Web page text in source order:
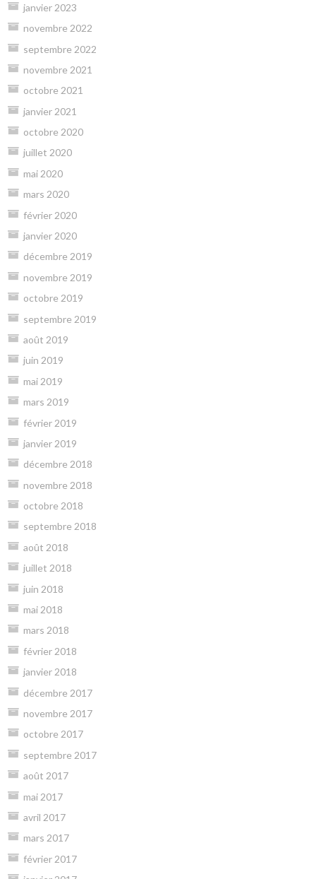
janvier 2023
novembre 2022
septembre 2022
novembre 2021
octobre 2021
janvier 2021
octobre 2020
juillet 2020
mai 2020
mars 2020
février 2020
janvier 2020
décembre 2019
novembre 2019
octobre 2019
septembre 2019
août 2019
juin 2019
mai 2019
mars 2019
février 2019
janvier 2019
décembre 2018
novembre 2018
octobre 2018
septembre 2018
août 2018
juillet 2018
juin 2018
mai 2018
mars 2018
février 2018
janvier 2018
décembre 2017
novembre 2017
octobre 2017
septembre 2017
août 2017
mai 2017
avril 2017
mars 2017
février 2017